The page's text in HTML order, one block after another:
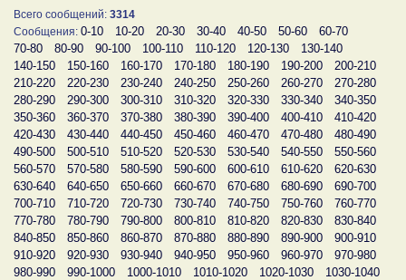
Всего сообщений: 3314
Сообщения: 0-10 10-20 20-30 30-40 40-50 50-60
60-70
70-80
80-90 90-100 100-110 110-120 120-130
130-140
140-150
150-160 160-170 170-180 180-190 190-200
200-210
210-220
220-230 230-240 240-250 250-260 260-270
270-280
280-290
290-300 300-310 310-320 320-330 330-340
340-350
350-360
360-370 370-380 380-390 390-400 400-410
410-420
420-430
430-440 440-450 450-460 460-470 470-480
480-490
490-500
500-510 510-520 520-530 530-540 540-550
550-560
560-570
570-580 580-590 590-600 600-610 610-620
620-630
630-640
640-650 650-660 660-670 670-680 680-690
690-700
700-710
710-720 720-730 730-740 740-750 750-760
760-770
770-780
780-790 790-800 800-810 810-820 820-830
830-840
840-850
850-860 860-870 870-880 880-890 890-900
900-910
910-920
920-930 930-940 940-950 950-960 960-970
970-980
980-990
990-1000 1000-1010 1010-1020 1020-1030
1030-1040